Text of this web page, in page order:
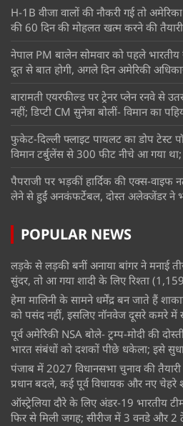
H-1B वीजा वालों की नौकरी गई तो
की 60 दिन की मोहलत खत्म करने की
नेपाल PM बालेन सोमवार को पहले
दूत से बात होगी, अगले दिन अमेरिकी
बारामती एयरफील्ड पर ट्रेनर प्लेन रनवे से
नहीं; डिप्टी CM सुनेत्रा बोलीं- विमान का
फुकेट-दिल्ली फ्लाइट पायलट का डोप टेस्ट
विमान टर्बुलेंस से 300 फीट नीचे आ गया
पैपराजी पर भड़कीं हार्दिक की एक्स-वाइफ
लेने से हुईं अनकंफर्टेबल, दोस्त अलेक्जेंडर ने
POPULAR NEWS
लड़के से लड़की बनीं अनाया बांगर ने मनाई
सुंदर, तो आ गया शादी के लिए रिश्ता
हेमा मालिनी के सामने धर्मेंद्र बन जाते हैं
को पसंद नहीं, इसलिए नॉनवेज दूसरे कमरे में
पूर्व अमेरिकी NSA बोले- ट्रम्प-मोदी की
भारत संबंधों को दशकों पीछे धकेला; इसे
पंजाब में 2027 विधानसभा चुनाव की
प्रधान बदले, कई पूर्व विधायक और नए चेहरे
ऑस्ट्रेलिया दौरे के लिए अंडर-19 भारतीय
फिर से मिली जगह; सीरीज में 3 वनडे और